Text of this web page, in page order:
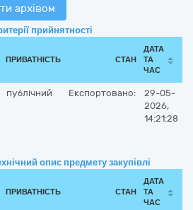
архівом
прийнятності
ПРИВАТНІСТЬ СТАН
ДАТА
ТА
ЧАС
публічний Експортовано:
29-05-
2026,
14:21:28
опис предмету закупівлі
ПРИВАТНІСТЬ СТАН
ДАТА
ТА
ЧАС